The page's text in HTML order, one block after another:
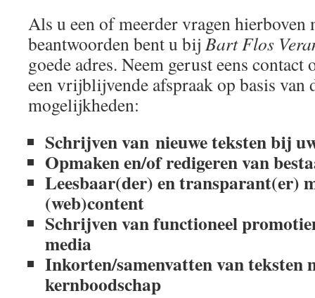
Als u een of meerder vragen hierboven
beantwoorden bent u bij Bart Flos
goede adres. Neem gerust eens
een vrijblijvende afspraak op basis van
mogelijkheden:
Schrijven van nieuwe teksten bij
Opmaken en/of redigeren van
Leesbaar(der) en transparant(er)
(web)content
Schrijven van functioneel
media
Inkorten/samenvatten van teksten
kernboodschap